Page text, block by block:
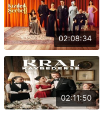
02:08:34
02:11:50